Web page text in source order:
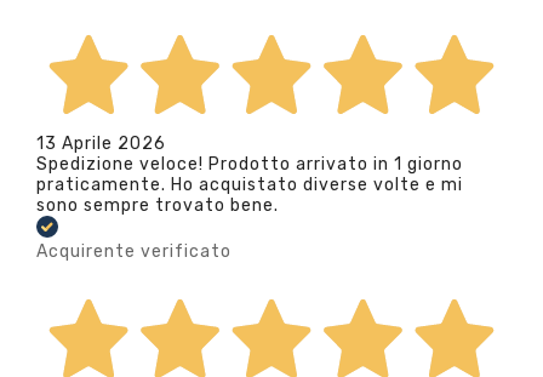
13 Aprile 2026
Spedizione veloce! Prodotto arrivato in 1 giorno
praticamente. Ho acquistato diverse volte e mi
sono sempre trovato bene.
Acquirente verificato